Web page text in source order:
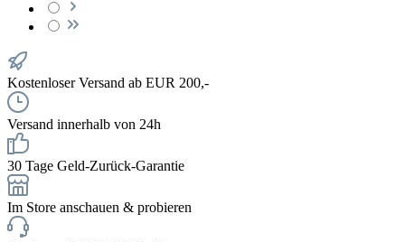
Kostenloser Versand ab EUR 200,-
Versand innerhalb von 24h
30 Tage Geld-Zurück-Garantie
Im Store anschauen & probieren